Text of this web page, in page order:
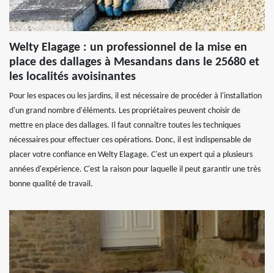
Welty Elagage : un professionnel de la mise en
place des dallages à Mesandans dans le 25680 et
les localités avoisinantes
Pour les espaces ou les jardins, il est nécessaire de procéder à l'installation
d'un grand nombre d'éléments. Les propriétaires peuvent choisir de
mettre en place des dallages. Il faut connaître toutes les techniques
nécessaires pour effectuer ces opérations. Donc, il est indispensable de
placer votre confiance en Welty Elagage. C'est un expert qui a plusieurs
années d'expérience. C'est la raison pour laquelle il peut garantir une très
bonne qualité de travail.